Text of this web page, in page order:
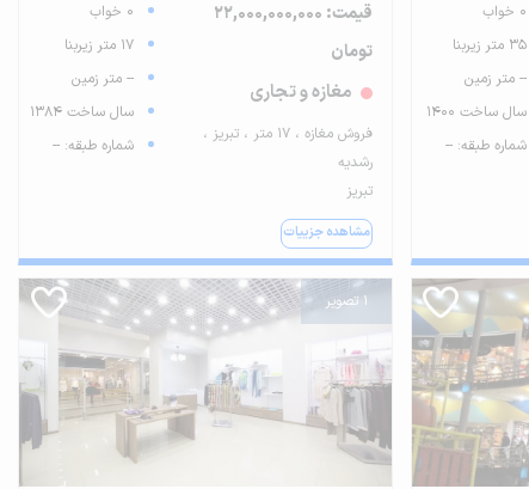
0 خواب
35 متر زیربنا
-- متر زمین
سال ساخت 1400
شماره طبقه: --
قیمت: 22,000,000,000
تومان
مغازه و تجاری
فروش مغازه ، ۱۷ متر ، تبریز ،
رشدیه
تبریز
مشاهده جزییات
0 خواب
17 متر زیربنا
-- متر زمین
سال ساخت 1384
شماره طبقه: --
1 تصویر